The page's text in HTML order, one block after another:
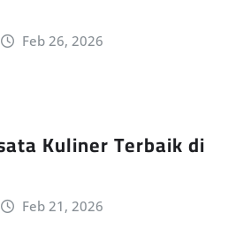
Feb 26, 2026
Kuliner Terbaik di
Feb 21, 2026